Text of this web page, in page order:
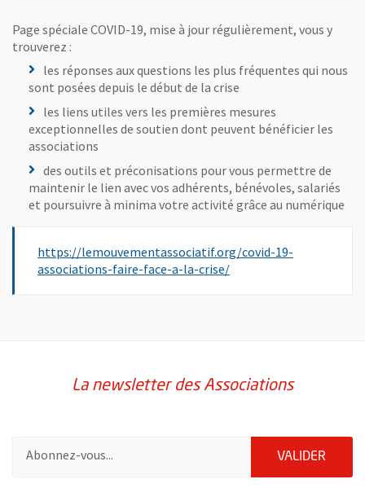
Page spéciale COVID-19, mise à jour régulièrement, vous y
trouverez :
les réponses aux questions les plus fréquentes qui nous
sont posées depuis le début de la crise
les liens utiles vers les premières mesures
exceptionnelles de soutien dont peuvent bénéficier les
associations
des outils et préconisations pour vous permettre de
maintenir le lien avec vos adhérents, bénévoles, salariés
et poursuivre à minima votre activité grâce au numérique
https://lemouvementassociatif.org/covid-19-
associations-faire-face-a-la-crise/, Ouvre une nouvelle
La newsletter des Associations
VALIDER